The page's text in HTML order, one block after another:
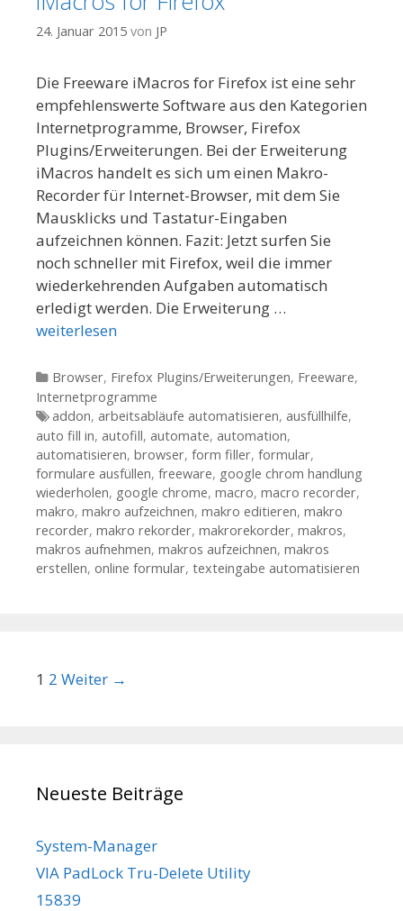
24. Januar 2015 von JP
Die Freeware iMacros for Firefox ist eine sehr
empfehlenswerte Software aus den Kategorien
Internetprogramme, Browser, Firefox
Plugins/Erweiterungen. Bei der Erweiterung
iMacros handelt es sich um einen Makro-
Recorder für Internet-Browser, mit dem Sie
Mausklicks und Tastatur-Eingaben
aufzeichnen können. Fazit: Jetzt surfen Sie
noch schneller mit Firefox, weil die immer
wiederkehrenden Aufgaben automatisch
erledigt werden. Die Erweiterung …
weiterlesen
Kategorien
Browser, Firefox Plugins/Erweiterungen, Freeware,
Internetprogramme
Tags
addon, arbeitsabläufe automatisieren, ausfüllhilfe,
auto fill in, autofill, automate, automation,
automatisieren, browser, form filler, formular,
formulare ausfüllen, freeware, google chrom handlung
wiederholen, google chrome, macro, macro recorder,
makro, makro aufzeichnen, makro editieren, makro
recorder, makro rekorder, makrorekorder, makros,
makros aufnehmen, makros aufzeichnen, makros
erstellen, online formular, texteingabe automatisieren
Beitrags-Navigation
1 2 Weiter →
Neueste Beiträge
System-Manager
VIA PadLock Tru-Delete Utility
15839